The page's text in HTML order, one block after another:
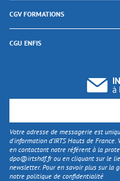
CGV FORMATIONS
CGU ENFIS
à
Votre adresse de messagerie est
d'information d’IRTS Hauts de
en contactant notre référent à la
dpo@irtshdf.frou en cliquant sur le
newsletter. Pour en savoir plus sur la
notre politique de confidentialité